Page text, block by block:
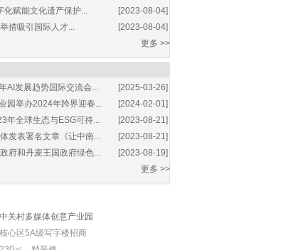
[2023-08-04]
化赋能文化遗产保护...
[2023-08-04]
措吸引国际人才...
更多 >>
[2025-03-26]
AI发展趋势国际交流会...
[2024-02-01]
园举办2024年跨界迎春...
[2023-08-21]
年全球生态与ESG可持...
[2023-08-21]
发表署名文章《让中南...
[2023-08-19]
府和丹麦王国政府绿色...
更多 >>
关村多媒体创意产业园
心区5A级写字楼招商